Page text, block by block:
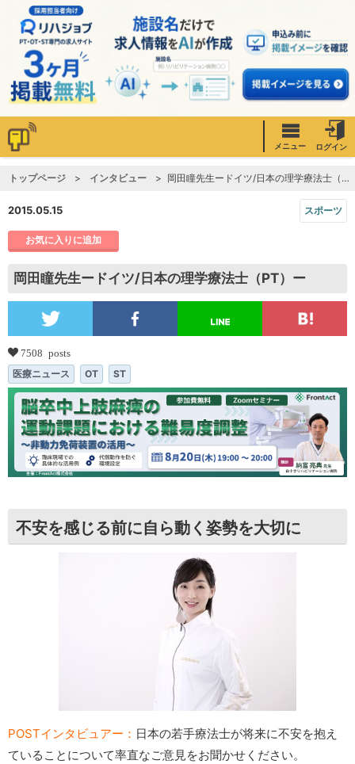
メニュー ログイン
トップページ インタビュー 岡田瞳先生ードイツ/日本の理学療法士（PT）ー
2015.05.15 スポーツ
お気に入りに追加
岡田瞳先生ードイツ/日本の理学療法士（PT）ー
7508 posts
医療ニュース OT ST
不安を感じる前に自ら動く姿勢を大切に
POSTインタビュアー： 日本の若手療法士が将来に不安を抱え
ていることについて率直なご意見をお聞かせください。